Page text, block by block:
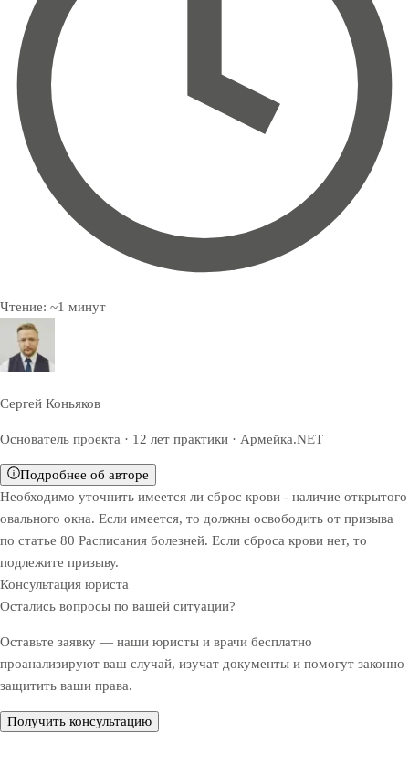
Чтение: ~1 минут
Сергей Коньяков
Основатель проекта · 12 лет практики · Армейка.NET
Подробнее об авторе
Необходимо уточнить имеется ли сброс крови - наличие открытого
овального окна. Если имеется, то должны освободить от призыва
по статье 80 Расписания болезней. Если сброса крови нет, то
подлежите призыву.
Консультация юриста
Остались вопросы по вашей ситуации?
Оставьте заявку — наши юристы и врачи бесплатно
проанализируют ваш случай, изучат документы и помогут законно
защитить ваши права.
Получить консультацию